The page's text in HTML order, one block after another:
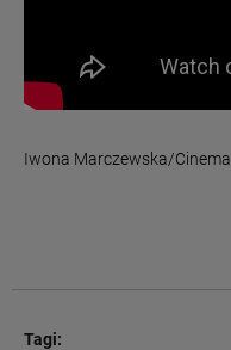
Iwona Marczewska/
Tagi: